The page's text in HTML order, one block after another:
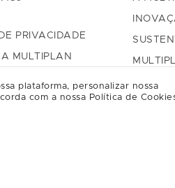
plataforma, personalizar nossa
com a nossa Política de
PRIVACIDADE
MULTIPLAN